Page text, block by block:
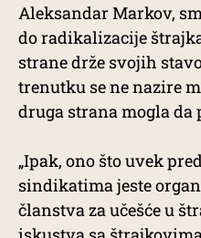
Aleksandar Markov,
do radikalizacije
strane drže svojih
trenutku se ne nazire
druga strana mogla da
„Ipak, ono što uvek
sindikatima jeste
članstva za učešće u